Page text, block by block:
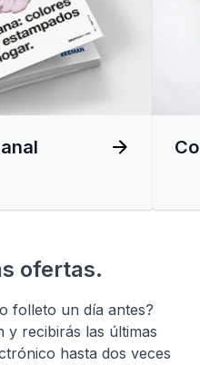
ofertas.
folleto un día antes?
y recibirás las últimas
hasta dos veces